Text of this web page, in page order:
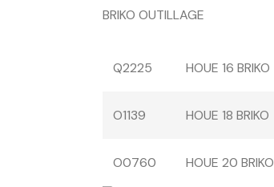
BRIKO OUTILLAGE
Q2225 HOUE 16 BRIKO
O1139 HOUE 18 BRIKO
O0760 HOUE 20 BRIKO